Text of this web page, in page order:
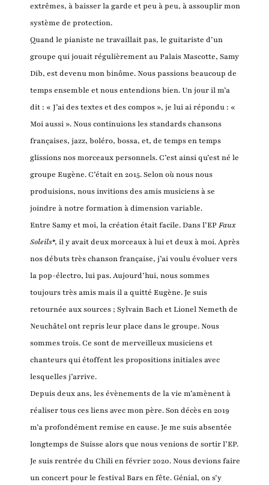
extrêmes, à baisser la garde et peu à peu, à assouplir mon
système de protection.
Quand le pianiste ne travaillait pas, le guitariste d’un
groupe qui jouait régulièrement au Palais Mascotte, Samy
Dib, est devenu mon binôme. Nous passions beaucoup de
temps ensemble et nous entendions bien. Un jour il m’a
dit : « J’ai des textes et des compos », je lui ai répondu : «
Moi aussi ». Nous continuions les standards chansons
françaises, jazz, boléro, bossa, et, de temps en temps
glissions nos morceaux personnels. C’est ainsi qu’est né le
groupe Eugène. C’était en 2015. Selon où nous nous
produisions, nous invitions des amis musiciens à se
joindre à notre formation à dimension variable.
Entre Samy et moi, la création était facile. Dans l’EPFaux
Soleils*, il y avait deux morceaux à lui et deux à moi. Après
nos débuts très chanson française, j’ai voulu évoluer vers
la pop-électro, lui pas. Aujourd’hui, nous sommes
toujours très amis mais il a quitté Eugène. Je suis
retournée aux sources ; Sylvain Bach et Lionel Nemeth de
Neuchâtel ont repris leur place dans le groupe. Nous
sommes trois. Ce sont de merveilleux musiciens et
chanteurs qui étoffent les propositions initiales avec
lesquelles j’arrive.
Depuis deux ans, les évènements de la vie m’amènent à
réaliser tous ces liens avec mon père. Son décès en 2019
m’a profondément remise en cause. Je me suis absentée
longtemps de Suisse alors que nous venions de sortir l’EP.
Je suis rentrée du Chili en février 2020. Nous devions faire
un concert pour le festival Bars en fête. Génial, on s’y